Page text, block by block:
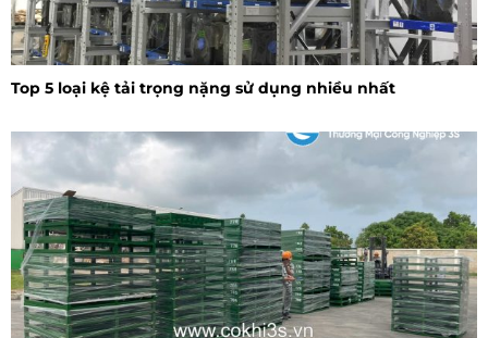
Top 5 loại kệ tải trọng nặng sử dụng nhiều nhất